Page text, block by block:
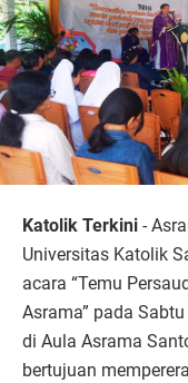
Katolik Terkini -
Universitas Katolik
acara “Temu
Asrama” pada
di Aula Asrama
bertujuan